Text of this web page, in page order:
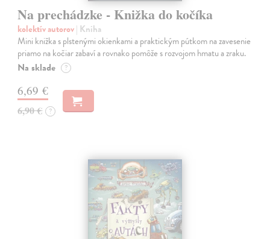
Na prechádzke - Knižka do kočíka
kolektív autorov| Kniha
Mini knižka s plstenými okienkami a praktickým pútkom na zavesenie
priamo na kočiar zabaví a rovnako pomôže s rozvojom hmatu a zraku.
Na sklade ?
6,69 €
6,90 € ?